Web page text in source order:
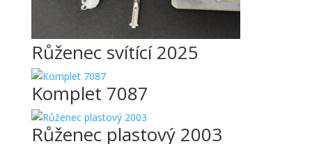
Růženec svítící 2025
Komplet 7087
Růženec plastový 2003